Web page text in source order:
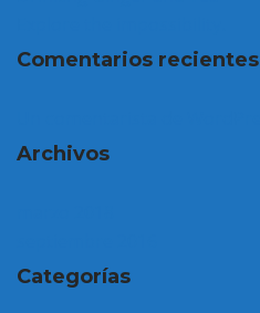
Comentarios recientes
Archivos
Categorías